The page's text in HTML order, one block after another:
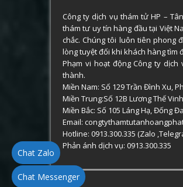
Công ty dịch vụ thám tử HP –
thám tư uy tín hàng đầu tại Việt
chắc. Chúng tôi luôn tiên phong
lòng tuyệt đối khi khách hàng tìm
Phạm vi hoạt động Công ty
thành.
Miền Nam: Số 129 Trần Đình Xu,
Miền Trung:Số 12B Lương Thế
Miền Bắc: Số 105 Láng Hạ, Đống
Email:
Hotline: 0913.300.335 (Zalo
Phản ánh dịch vụ: 0913.300.335
Chat Zalo
Chat Messenger